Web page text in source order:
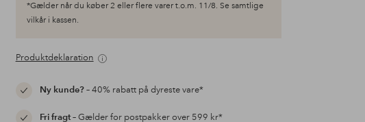
*Gælder når du køber 2 eller flere varer t.o.m. 11/8. Se samtlige
vilkår i kassen.
Produktdeklaration
Ny kunde?– 40% rabatt på dyreste vare*
Fri fragt– Gælder for postpakker over 599 kr*